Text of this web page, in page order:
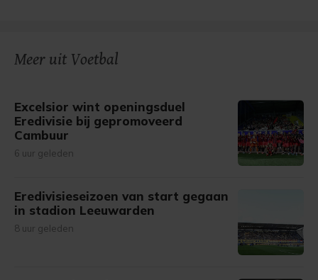
Meer uit Voetbal
Excelsior wint openingsduel
Eredivisie bij gepromoveerd
Cambuur
6 uur geleden
Eredivisieseizoen van start gegaan
in stadion Leeuwarden
8 uur geleden